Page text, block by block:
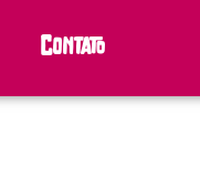
Contato